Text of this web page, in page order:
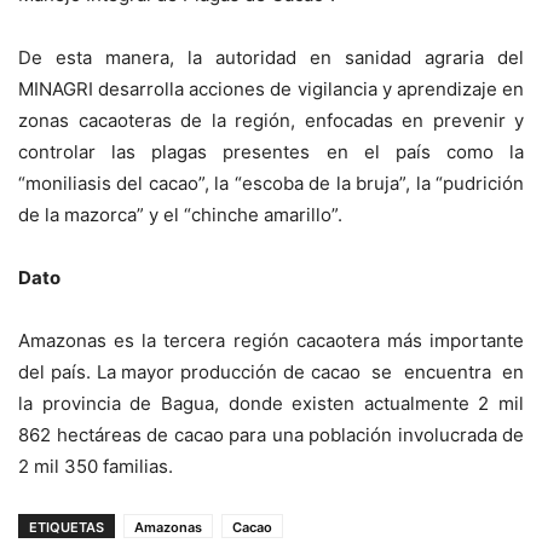
De esta manera, la autoridad en sanidad agraria del
MINAGRI desarrolla acciones de vigilancia y aprendizaje en
zonas cacaoteras de la región, enfocadas en prevenir y
controlar las plagas presentes en el país como la
“moniliasis del cacao”, la “escoba de la bruja”, la “pudrición
de la mazorca” y el “chinche amarillo”.
Dato
Amazonas es la tercera región cacaotera más importante
del país. La mayor producción de cacao se encuentra en
la provincia de Bagua, donde existen actualmente 2 mil
862 hectáreas de cacao para una población involucrada de
2 mil 350 familias.
ETIQUETAS Amazonas
Cacao